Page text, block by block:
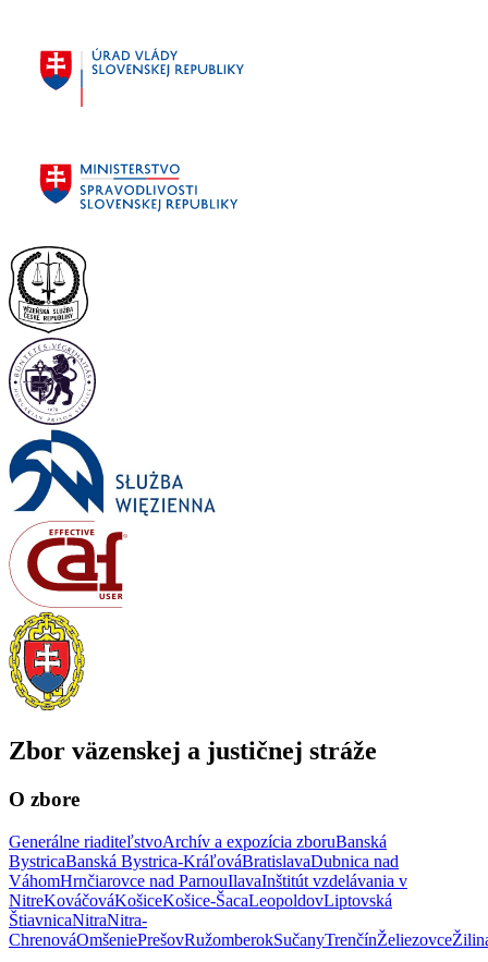
Zbor väzenskej a justičnej stráže
O zbore
Generálne riaditeľstvoArchív a expozícia zboruBanská
BystricaBanská Bystrica-KráľováBratislavaDubnica nad
VáhomHrnčiarovce nad ParnouIlavaInštitút vzdelávania v
NitreKováčováKošiceKošice-ŠacaLeopoldovLiptovská
ŠtiavnicaNitraNitra-
ChrenováOmšeniePrešovRužomberokSučanyTrenčínŽeliezovce